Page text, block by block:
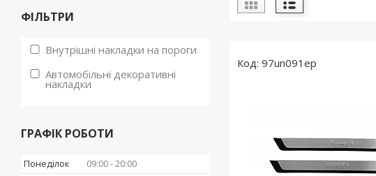
97un091ep
ФІЛЬТРИ
Внутрішні накладки на пороги
Автомобільні декоративні
накладки
ГРАФІК РОБОТИ
Понеділок 09:00 20:00